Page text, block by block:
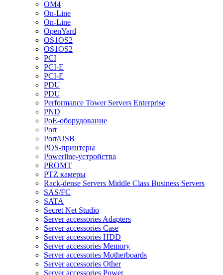
OM4
On-Line
On-Line
OpenYard
OS1OS2
OS1OS2
PCI
PCI-E
PCI-E
PDU
PDU
Performance Tower Servers Enterprise
PND
PoE-оборудование
Port
Port/USB
POS-принтеры
Powerline-устройства
PROMT
PTZ камеры
Rack-dense Servers Middle Class Business Servers
SAS/FC
SATA
Secret Net Studio
Server accessories Adapters
Server accessories Case
Server accessories HDD
Server accessories Memory
Server accessories Motherboards
Server accessories Other
Server accessories Power